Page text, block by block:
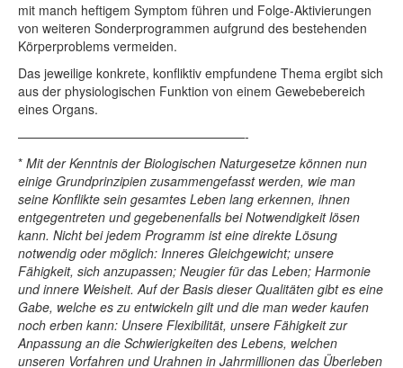
mit manch heftigem Symptom führen und Folge-Aktivierungen
von weiteren Sonderprogrammen aufgrund des bestehenden
Körperproblems vermeiden.
Das jeweilige konkrete, konfliktiv empfundene Thema ergibt sich
aus der physiologischen Funktion von einem Gewebebereich
eines Organs.
——————————————————-
* Mit der Kenntnis der Biologischen Naturgesetze können nun
einige Grundprinzipien zusammengefasst werden, wie man
seine Konﬂikte sein gesamtes Leben lang erkennen, ihnen
entgegentreten und gegebenenfalls bei Notwendigkeit lösen
kann. Nicht bei jedem Programm ist eine direkte Lösung
notwendig oder möglich: Inneres Gleichgewicht; unsere
Fähigkeit, sich anzupassen; Neugier für das Leben; Harmonie
und innere Weisheit. Auf der Basis dieser Qualitäten gibt es eine
Gabe, welche es zu entwickeln gilt und die man weder kaufen
noch erben kann: Unsere Flexibilität, unsere Fähigkeit zur
Anpassung an die Schwierigkeiten des Lebens, welchen
unseren Vorfahren und Urahnen in Jahrmillionen das Überleben